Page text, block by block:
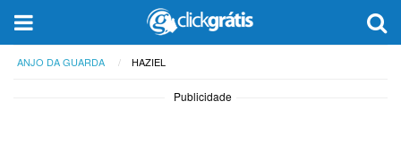
ANJO DA GUARDA HAZIEL
Publicidade